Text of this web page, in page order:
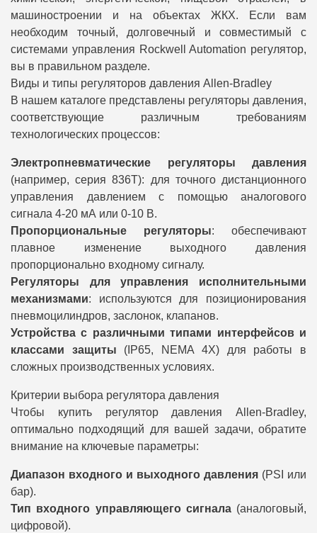
машиностроении и на объектах ЖКХ. Если вам
необходим точный, долговечный и совместимый с
системами управления Rockwell Automation регулятор,
вы в правильном разделе.
Виды и типы регуляторов давления Allen-Bradley
В нашем каталоге представлены регуляторы давления,
соответствующие различным требованиям
технологических процессов:
Электропневматические регуляторы давления
(например, серия 836T): для точного дистанционного
управления давлением с помощью аналогового
сигнала 4-20 мА или 0-10 В.
Пропорциональные регуляторы: обеспечивают
плавное изменение выходного давления
пропорционально входному сигналу.
Регуляторы для управления исполнительными
механизмами: используются для позиционирования
пневмоцилиндров, заслонок, клапанов.
Устройства с различными типами интерфейсов и
классами защиты (IP65, NEMA 4X) для работы в
сложных производственных условиях.
Критерии выбора регулятора давления
Чтобы купить регулятор давления Allen-Bradley,
оптимально подходящий для вашей задачи, обратите
внимание на ключевые параметры:
Диапазон входного и выходного давления (PSI или
бар).
Тип входного управляющего сигнала(аналоговый,
цифровой).